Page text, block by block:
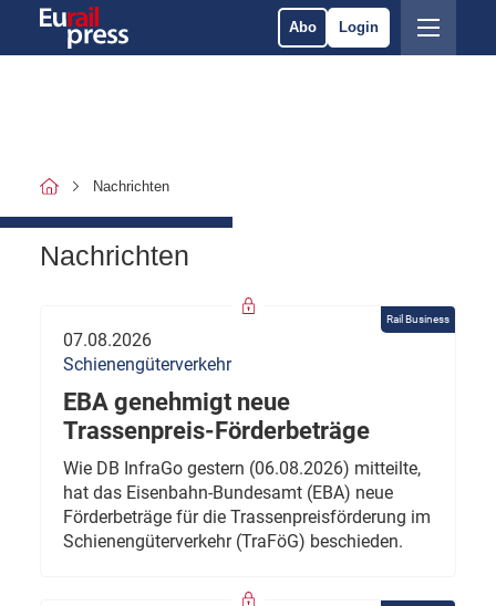
Abo Login
Nachrichten
Nachrichten
Rail Business
07.08.2026
Schienengüterverkehr
EBA genehmigt neue
Trassenpreis-Förderbeträge
Wie DB InfraGo gestern (06.08.2026) mitteilte,
hat das Eisenbahn-Bundesamt (EBA) neue
Förderbeträge für die Trassenpreisförderung im
Schienengüterverkehr (TraFöG) beschieden.